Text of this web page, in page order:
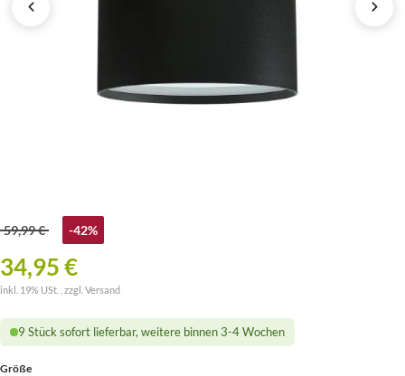
59,99 € -42%
34,95 €
inkl. 19% USt. , zzgl. Versand
9 Stück sofort lieferbar, weitere binnen 3-4 Wochen
Größe